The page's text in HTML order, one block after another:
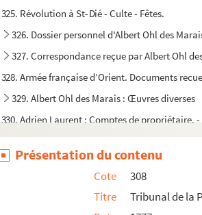
325. Révolution à St-Dié - Culte - Fêtes.
326. Dossier personnel d'Albert Ohl des
327. Correspondance reçue par Albert Ohl
328. Armée française d’Orient. Documents
329. Albert Ohl des Marais : Œuvres diverses
330. Adrien Laurent : Comptes de propriétaire.
331. Musée industriel du Collège de S
332. Titres et Documents originaux. 1.- Saint-
333. Titres et documents originaux. 2.-
334. Titres et documents originaux. 3.-
Présentation du contenu
Cote
308
Titre
Tribunal de la